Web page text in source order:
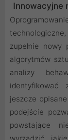
Innowacyjne
zupełnie
algorytmów
analizy
identyfikować
jeszcze
podejście
powstające
wyrządzić